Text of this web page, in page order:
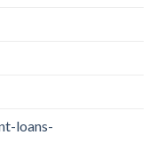
loans-